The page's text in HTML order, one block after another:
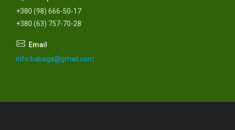
+380 (98) 666-50-17
+380 (63) 757-70-28
info.babaga@gmail.com